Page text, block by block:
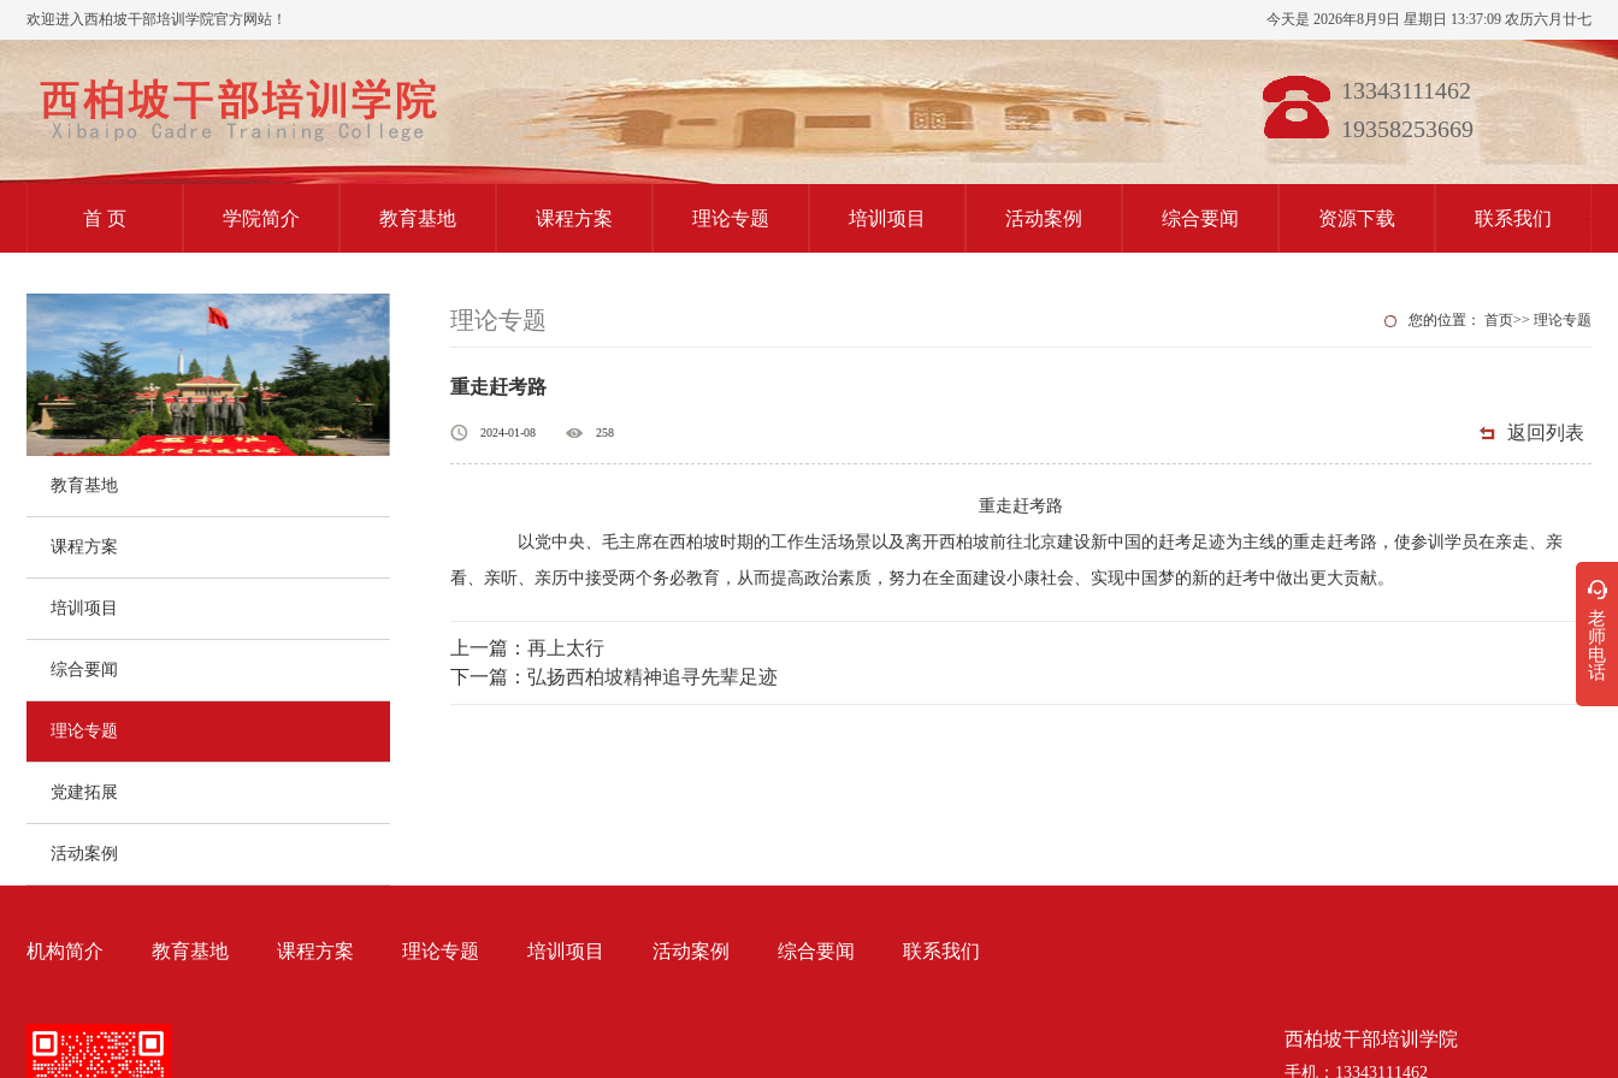
欢迎进入西柏坡干部培训学院官方网站！ 今天是 2026年8月9日 星期日 13:37:10 农历六月廿七
13343111462
19358253669
首 页 学院简介 教育基地 课程方案 理论专题 培训项目 活动案例 综合要闻 资源下载 联系我们
教育基地
课程方案
培训项目
综合要闻
理论专题
党建拓展
活动案例
理论专题 您的位置： 首页>> 理论专题
重走赶考路
2024-01-08 258 返回列表
重走赶考路
以党中央、毛主席在西柏坡时期的工作生活场景以及离开西柏坡前往北京建设新中国的赶考足迹为主线的重走赶考路，使参训学员在亲走、亲
看、亲听、亲历中接受两个务必教育，从而提高政治素质，努力在全面建设小康社会、实现中国梦的新的赶考中做出更大贡献。
上一篇： 再上太行
下一篇： 弘扬西柏坡精神追寻先辈足迹
机构简介 教育基地 课程方案 理论专题 培训项目 活动案例 综合要闻 联系我们
西柏坡干部培训学院
手机：13343111462
老
师
电
话